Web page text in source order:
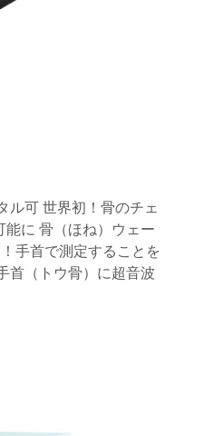
ル可 世界初！骨のチェ
能に 骨（ほね）ウェー
手首で測定することを
首（トウ骨）に超音波